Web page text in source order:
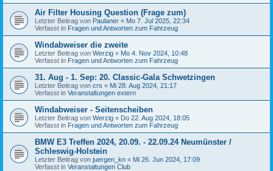
Air Filter Housing Question (Frage zum)
Letzter Beitrag von Paulaner « Mo 7. Jul 2025, 22:34
Verfasst in Fragen und Antworten zum Fahrzeug
Windabweiser die zweite
Letzter Beitrag von Werzig « Mo 4. Nov 2024, 10:48
Verfasst in Fragen und Antworten zum Fahrzeug
31. Aug - 1. Sep: 20. Classic-Gala Schwetzingen
Letzter Beitrag von crs « Mi 28. Aug 2024, 21:17
Verfasst in Veranstaltungen extern
Windabweiser - Seitenscheiben
Letzter Beitrag von Werzig « Do 22. Aug 2024, 18:05
Verfasst in Fragen und Antworten zum Fahrzeug
BMW E3 Treffen 2024, 20.09. - 22.09.24 Neumünster /
Schleswig-Holstein
Letzter Beitrag von juergen_kn « Mi 26. Jun 2024, 17:09
Verfasst in Veranstaltungen Club